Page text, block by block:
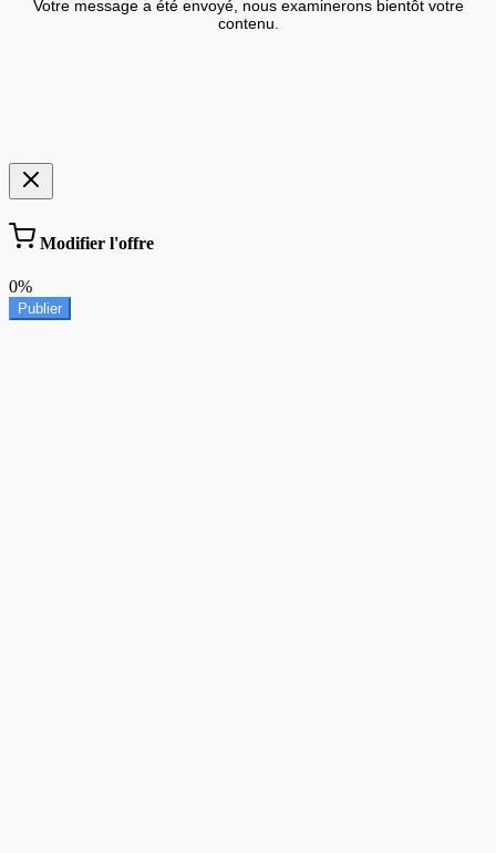
Votre message a été envoyé, nous examinerons bientôt votre
contenu.
Modifier l'offre
0%
Publier